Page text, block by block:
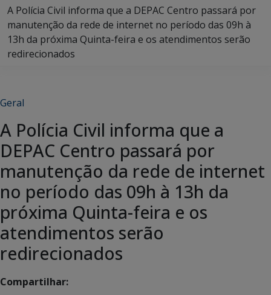
A Polícia Civil informa que a DEPAC Centro passará por
manutenção da rede de internet no período das 09h à
13h da próxima Quinta-feira e os atendimentos serão
redirecionados
Geral
A Polícia Civil informa que a
DEPAC Centro passará por
manutenção da rede de internet
no período das 09h à 13h da
próxima Quinta-feira e os
atendimentos serão
redirecionados
Compartilhar: